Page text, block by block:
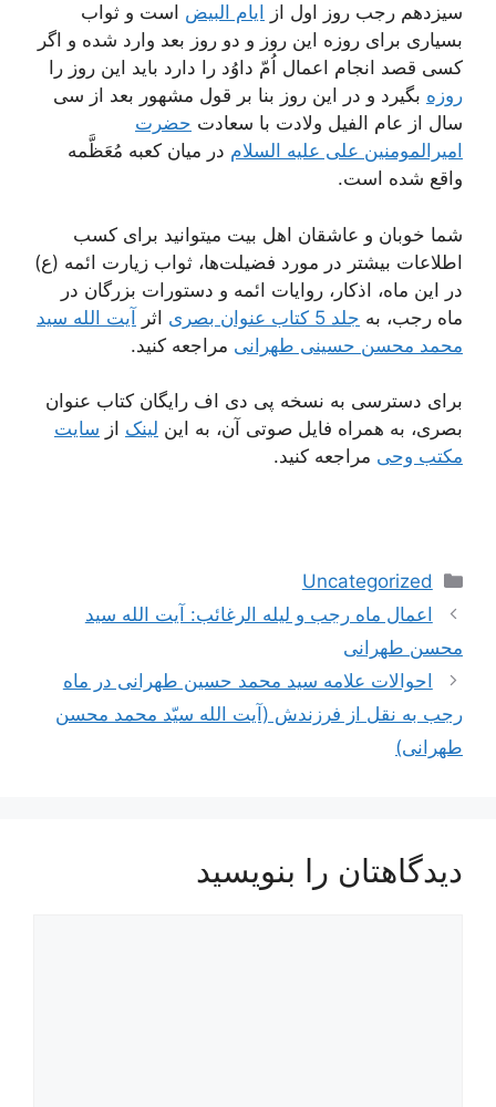
سیزدهم رجب روز اول از ایام البیض است و ثواب
بسیاری برای روزه این روز و دو روز بعد وارد شده و اگر
کسی قصد انجام اعمال اُمّ داوُد را دارد باید این روز را
روزه بگیرد و در این روز بنا بر قول مشهور بعد از سی
سال از عام الفیل ولادت با سعادت حضرت
امیرالمومنین علی علیه السلام در میان کعبه مُعَظَّمه
واقع شده است.
شما خوبان و عاشقان اهل بیت میتوانید برای کسب
اطلاعات بیشتر در مورد فضیلت‌ها، ثواب زیارت ائمه (ع)
در این ماه، اذکار، روایات ائمه و دستورات بزرگان در
ماه رجب، به جلد 5 کتاب عنوان بصری اثر آیت الله سید
محمد محسن حسینی طهرانی مراجعه کنید.
برای دسترسی به نسخه پی دی اف رایگان کتاب عنوان
بصری، به همراه فایل صوتی آن، به این لینک از سایت
مکتب وحی مراجعه کنید.
دسته‌ها
Uncategorized
ناوبریاعمال ماه رجب و لیله الرغائب: آیت الله سید
محسن طهرانی
احوالات علامه سید محمد حسین طهرانی در ماه
رجب به نقل از فرزندش (آیت الله سیّد محمد محسن
طهرانی)
دیدگاهتان را بنویسید